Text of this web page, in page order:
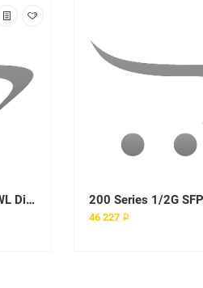
200 Series 1/2G SFP LWL Dig. Diag w/GE (1pk)
46 227 ₽